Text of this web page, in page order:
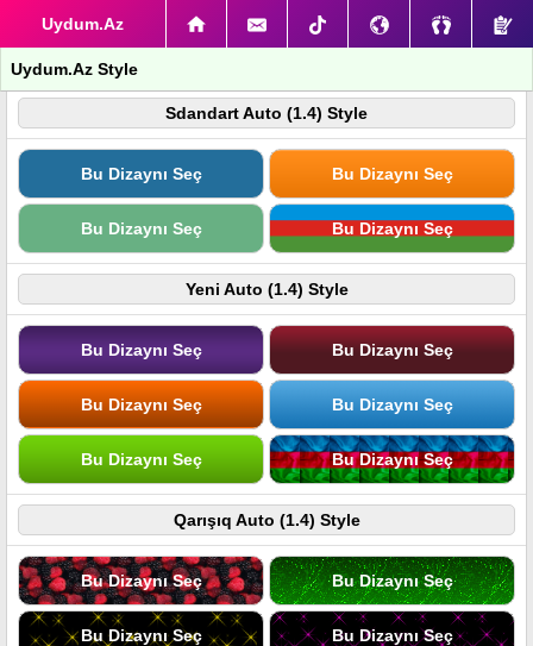
Uydum.Az
Uydum.Az Style
Sdandart Auto (1.4) Style
Bu Dizaynı Seç Bu Dizaynı Seç
Bu Dizaynı Seç Bu Dizaynı Seç
Yeni Auto (1.4) Style
Bu Dizaynı Seç Bu Dizaynı Seç
Bu Dizaynı Seç Bu Dizaynı Seç
Bu Dizaynı Seç Bu Dizaynı Seç
Qarışıq Auto (1.4) Style
Bu Dizaynı Seç Bu Dizaynı Seç
Bu Dizaynı Seç Bu Dizaynı Seç